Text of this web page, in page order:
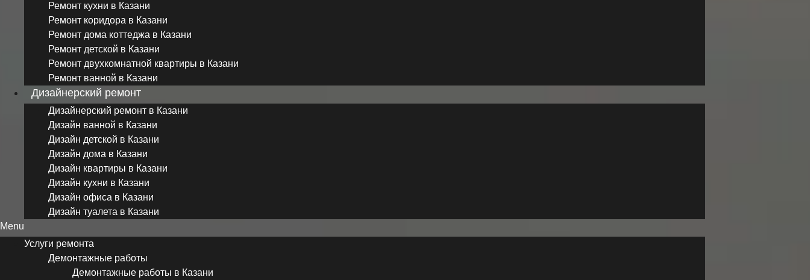
Ремонт кухни в Казани
Ремонт коридора в Казани
Ремонт дома коттеджа в Казани
Ремонт детской в Казани
Ремонт двухкомнатной квартиры в Казани
Ремонт ванной в Казани
Дизайнерский ремонт
Дизайнерский ремонт в Казани
Дизайн ванной в Казани
Дизайн детской в Казани
Дизайн дома в Казани
Дизайн квартиры в Казани
Дизайн кухни в Казани
Дизайн офиса в Казани
Дизайн туалета в Казани
Menu
Услуги ремонта
Демонтажные работы
Демонтажные работы в Казани